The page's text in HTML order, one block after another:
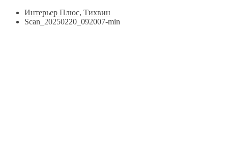
Интерьер Плюс, Тихвин
Scan_20250220_092007-min